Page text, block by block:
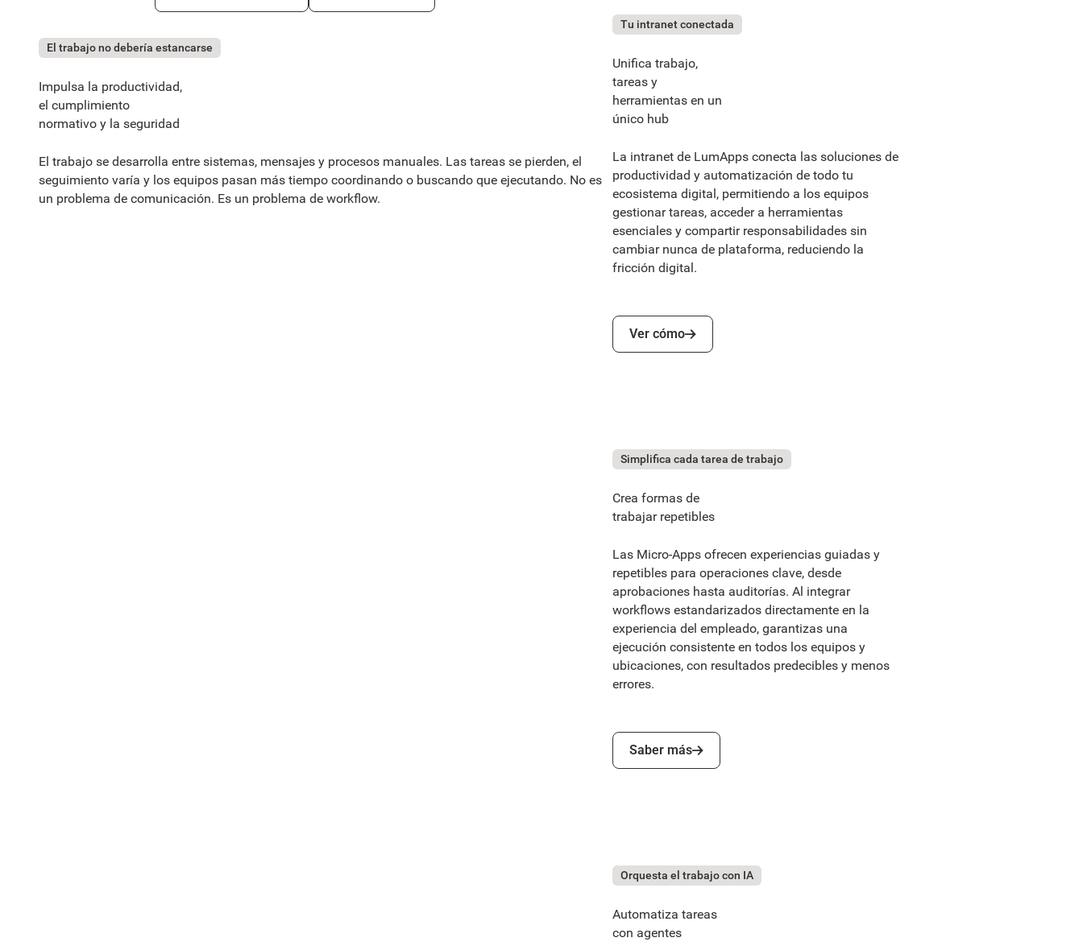
El trabajo no debería estancarse
Impulsa la productividad,
el cumplimiento
normativo y la seguridad
El trabajo se desarrolla entre sistemas, mensajes y procesos manuales. Las tareas se pierden, el
seguimiento varía y los equipos pasan más tiempo coordinando o buscando que ejecutando. No es
un problema de comunicación. Es un problema de workflow.
Tu intranet conectada
Unifica trabajo,
tareas y
herramientas en un
único hub
La intranet de LumApps conecta las soluciones de
productividad y automatización de todo tu
ecosistema digital, permitiendo a los equipos
gestionar tareas, acceder a herramientas
esenciales y compartir responsabilidades sin
cambiar nunca de plataforma, reduciendo la
fricción digital.
Ver cómo
Ver cómo
Simplifica cada tarea de trabajo
Crea formas de
trabajar repetibles
Las Micro-Apps ofrecen experiencias guiadas y
repetibles para operaciones clave, desde
aprobaciones hasta auditorías. Al integrar
workflows estandarizados directamente en la
experiencia del empleado, garantizas una
ejecución consistente en todos los equipos y
ubicaciones, con resultados predecibles y menos
errores.
Saber más
Saber más
Orquesta el trabajo con IA
Automatiza tareas
con agentes